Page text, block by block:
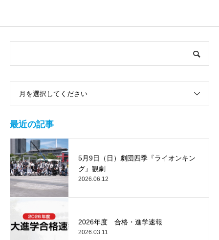
月を選択してください
最近の記事
5月9日（日）劇団四季『ライオンキン
グ』観劇
2026.06.12
2026年度 合格・進学速報
2026.03.11